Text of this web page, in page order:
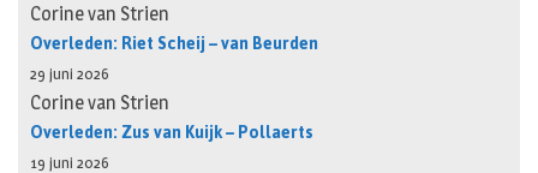
Corine van Strien
Overleden: Riet Scheij – van Beurden
29 juni 2026
Corine van Strien
Overleden: Zus van Kuijk – Pollaerts
19 juni 2026